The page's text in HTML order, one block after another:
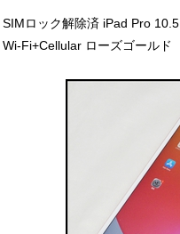
SIMロック解除済 iPad Pro
Wi-Fi+Cellular ローズゴールド